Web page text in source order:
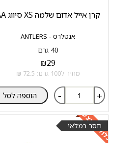
אנטלרס - ANTLERS
קרן אייל אדום שלמה XS סיווג AA
40 גרם
₪29
מחיר ל100 גרם: 72.5 ₪
- + הוספה לסל
כלול במבצע
חסר במלאי